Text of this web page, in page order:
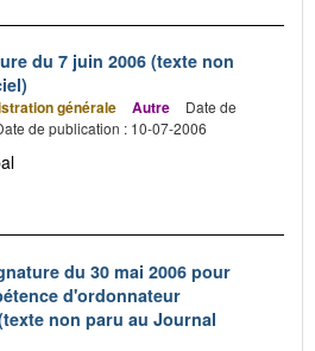
du 7 juin 2006 (texte non
générale Autre
Date de
de publication : 10-07-2006
du 30 mai 2006 pour
d'ordonnateur
non paru au Journal